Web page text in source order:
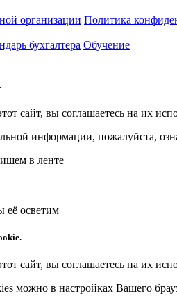
организации Политика
бухгалтера Обучение
сайт, вы соглашаетесь на их
информации, пожалуйста,
в ленте
её осветим
сайт, вы соглашаетесь на их
можно в настройках Вашего